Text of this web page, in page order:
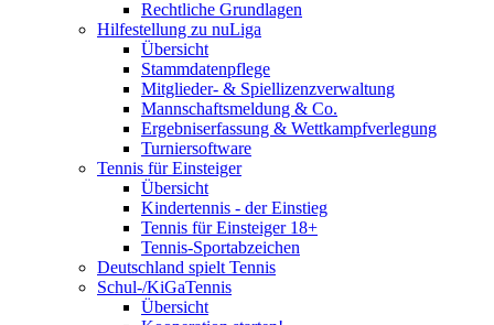
Rechtliche Grundlagen
Hilfestellung zu nuLiga
Übersicht
Stammdatenpflege
Mitglieder- & Spiellizenzverwaltung
Mannschaftsmeldung & Co.
Ergebniserfassung & Wettkampfverlegung
Turniersoftware
Tennis für Einsteiger
Übersicht
Kindertennis - der Einstieg
Tennis für Einsteiger 18+
Tennis-Sportabzeichen
Deutschland spielt Tennis
Schul-/KiGaTennis
Übersicht